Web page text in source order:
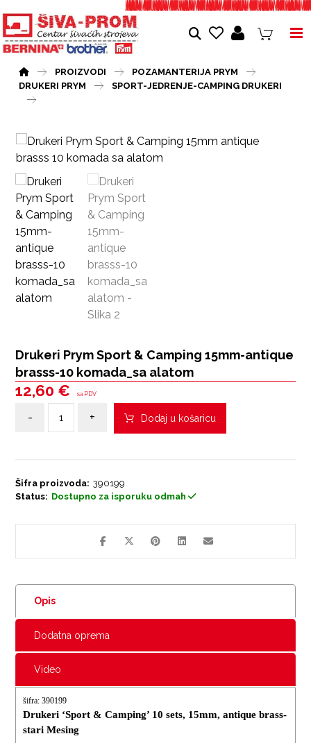
PROIZVODI
POZAMANTERIJA PRYM
DRUKERI PRYM
SPORT-JEDRENJE-CAMPING DRUKERI
Drukeri Prym Sport & Camping 15mm-antique
brasss-10 komada_sa alatom
12,60 € sa PDV
- + Dodaj u košaricu
Šifra proizvoda: 390199
Status: Dostupno za isporuku odmah
Opis
Dodatna oprema
Video
šifra: 390199
Drukeri ‘Sport & Camping’ 10 sets, 15mm,antique brass-
stari Mesing